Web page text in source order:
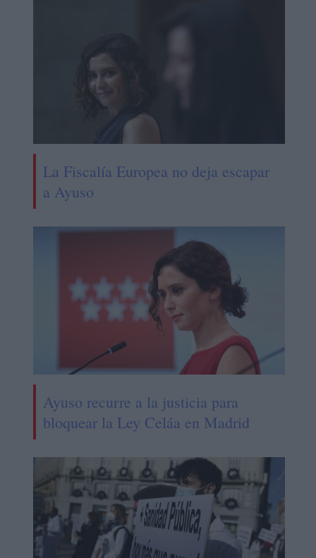
La Fiscalía Europea no deja escapar
a Ayuso
Ayuso recurre a la justicia para
bloquear la Ley Celáa en Madrid